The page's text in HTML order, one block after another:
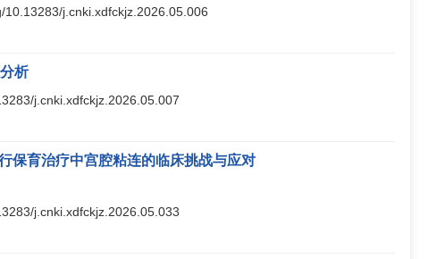
10.13283/j.cnki.xdfckjz.2026.05.006
析
j.cnki.xdfckjz.2026.05.007
保育治疗中宫腔粘连的临床挑战与应对
j.cnki.xdfckjz.2026.05.033